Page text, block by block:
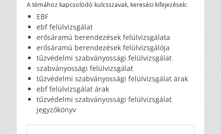
A témához kapcsolódó kulcsszavak, keresési kifejezések:
EBF
ebf felülvizsgálat
erősáramú berendezések felülvizsgálata
erősáramú berendezések felülvizsgálója
tűzvédelmi szabványossági felülvizsgálat
szabványossági felülvizsgálat
tűzvédelmi szabványossági felülvizsgálat árak
ebf felülvizsgálat árak
tűzvédelmi szabványossági felülvizsgálat
jegyzőkönyv